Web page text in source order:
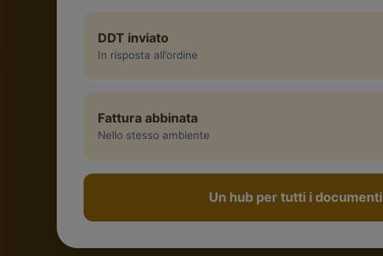
DDT inviato
In risposta all’ordine
Fattura abbinata
Nello stesso ambiente
Un hub per tutti i documenti